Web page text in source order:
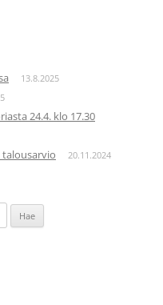
13.8.2025
24.4. klo 17.30
20.11.2024